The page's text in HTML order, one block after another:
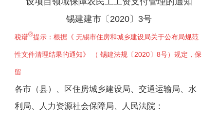
锡建建市〔2020〕3号
税谱®提示：根据《 无锡市住房和城乡建设局关于公布局规范
性文件清理结果的通知》 （ 锡建法规〔2020〕8号）规定， 保
留
各市（县）、区住房城乡建设局、交通运输局、水
利局、人力资源社会保障局、人民法院：